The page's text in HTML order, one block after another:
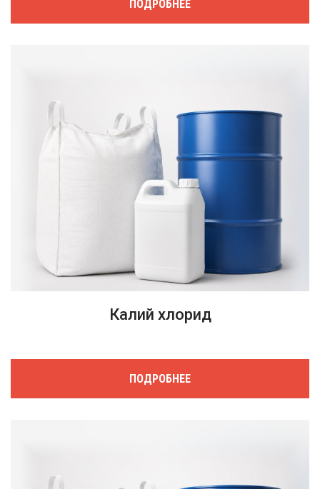
ПОДРОБНЕЕ
Калий хлорид
ПОДРОБНЕЕ